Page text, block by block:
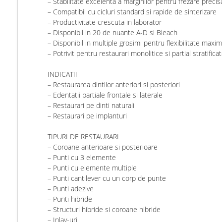
– Compatibil cu cicluri standard si rapide de sinterizare
– Productivitate crescuta in laborator
– Disponibil in 20 de nuante A-D si Bleach
– Disponibil in multiple grosimi pentru flexibilitate
– Potrivit pentru restaurari monolitice si partial
INDICATII
– Restaurarea dintilor anteriori si posteriori
– Edentatii partiale frontale si laterale
– Restaurari pe dinti naturali
– Restaurari pe implanturi
TIPURI DE RESTAURARI
– Coroane anterioare si posterioare
– Punti cu 3 elemente
– Punti cu elemente multiple
– Punti cantilever cu un corp de punte
– Punti adezive
– Punti hibride
– Structuri hibride si coroane hibride
– Inlay-uri